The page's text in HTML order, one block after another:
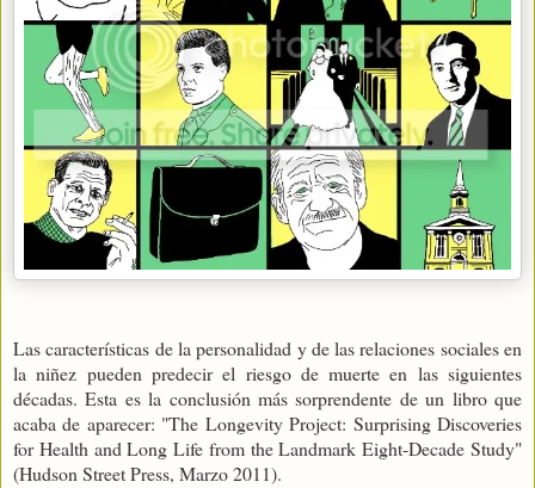
Las características de la personalidad y de las relaciones sociales en
la niñez pueden predecir el riesgo de muerte en las siguientes
décadas. Esta es la conclusión más sorprendente de un libro que
acaba de aparecer: "The Longevity Project: Surprising Discoveries
for Health and Long Life from the Landmark Eight-Decade Study"
(Hudson Street Press, Marzo 2011).